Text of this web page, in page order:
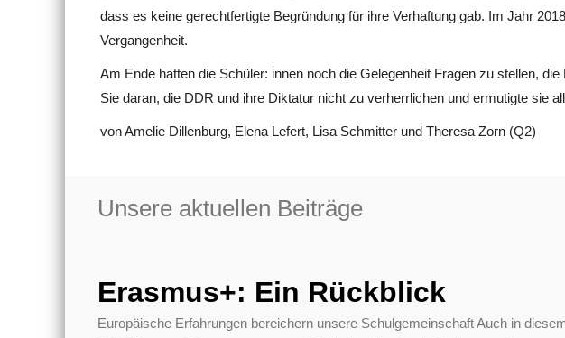
dass es keine gerechtfertigte Begründung für ihre Verhaftung gab. Im Jahr
Vergangenheit.
Am Ende hatten die Schüler: innen noch die Gelegenheit Fragen zu stellen,
Sie daran, die DDR und ihre Diktatur nicht zu verherrlichen und ermutigte sie
von Amelie Dillenburg, Elena Lefert, Lisa Schmitter und Theresa Zorn (Q2)
Unsere aktuellen Beiträge
Erasmus+: Ein Rückblick
Europäische Erfahrungen bereichern unsere Schulgemeinschaft Auch in